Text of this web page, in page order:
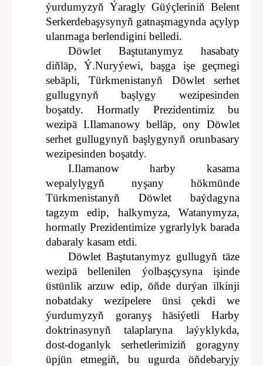
ýurdumyzyň Ýaragly Güýçleriniň Belent
Serkerdebaşysynyň gatnaşmagynda açylyp
ulanmaga berlendigini belledi.
Döwlet Baştutanymyz hasabaty
diňläp, Ý.Nuryýewi, başga işe geçmegi
sebäpli, Türkmenistanyň Döwlet serhet
gullugynyň başlygy wezipesinden
boşatdy. Hormatly Prezidentimiz bu
wezipä I.Ilamanowy belläp, ony Döwlet
serhet gullugynyň başlygynyň orunbasary
wezipesinden boşatdy.
I.Ilamanow harby kasama
wepalylygyň nyşany hökmünde
Türkmenistanyň Döwlet baýdagyna
tagzym edip, halkymyza, Watanymyza,
hormatly Prezidentimize ygrarlylyk barada
dabaraly kasam etdi.
Döwlet Baştutanymyz gullugyň täze
wezipä bellenilen ýolbaşçysyna işinde
üstünlik arzuw edip, öňde durýan ilkinji
nobatdaky wezipelere ünsi çekdi we
ýurdumyzyň goranyş häsiýetli Harby
doktrinasynyň talaplaryna laýyklykda,
dost-doganlyk serhetlerimiziň goragyny
üpjün etmegiň, bu ugurda öňdebaryjy